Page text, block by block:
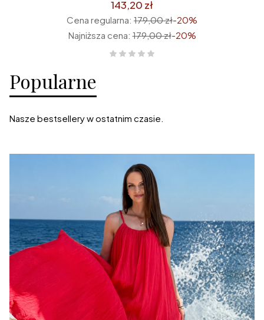
143,20 zł
Cena regularna: 179,00 zł-20%
Najniższa cena: 179,00 zł-20%
Popularne
Nasze bestsellery w ostatnim czasie.